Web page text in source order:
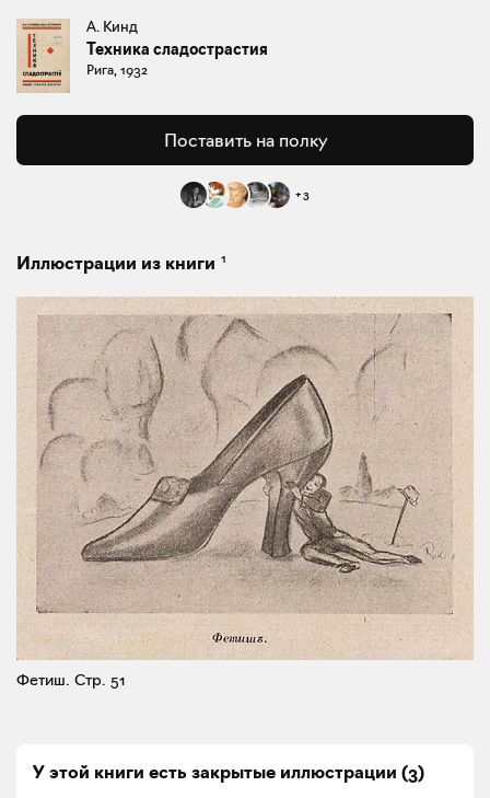
А. Кинд
Техника сладострастия
Рига, 1932
Поставить на полку
+3
Иллюстрации из книги 1
Фетиш. Стр. 51
У этой книги есть закрытые иллюстрации (3)